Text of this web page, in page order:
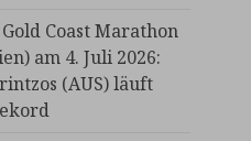
Gold Coast Marathon
am 4. Juli 2026:
(AUS) läuft